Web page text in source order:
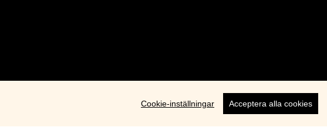
Cookie-inställningar Acceptera alla cookies